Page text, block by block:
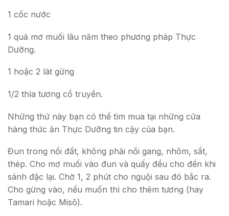
1 cốc nước
1 quả mơ muối lâu năm theo phương pháp Thực
Dưỡng.
1 hoặc 2 lát gừng
1/2 thìa tương cổ truyền.
Những thứ này bạn có thể tìm mua tại những cửa
hàng thức ăn Thực Dưỡng tin cậy của bạn.
Đun trong nồi đất, không phải nồi gang, nhôm, sắt,
thép. Cho mơ muối vào đun và quấy đều cho đến khi
sánh đặc lại. Chờ 1, 2 phút cho nguội sau đó bắc ra.
Cho gừng vào, nếu muốn thì cho thêm tương (hay
Tamari hoặc Misô).